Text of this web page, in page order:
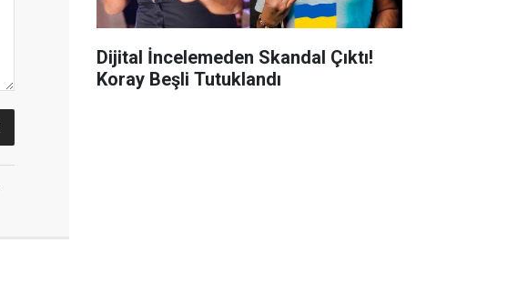
Dijital İncelemeden Skandal Çıktı!
Koray Beşli Tutuklandı